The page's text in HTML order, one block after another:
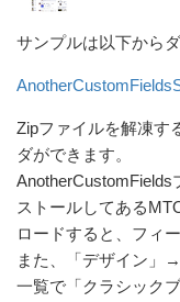
サンプルは以下から
Zipファイルを解凍す
ダができます。
AnotherCustomFields
ストールしてある
ロードすると、フィ
また、「デザイン」
一覧で「クラシック